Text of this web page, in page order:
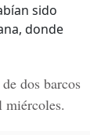
sido
donde
dos barcos
miércoles.